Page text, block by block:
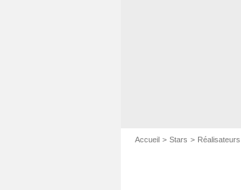
Accueil Stars Réalisateurs